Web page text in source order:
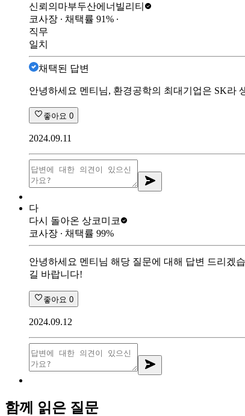
신뢰의마부두산에너빌리티
코사장 ∙ 채택률 91% ∙
직무
일치
채택된 답변
안녕하세요 멘티님, 환경공학의 최대기업은 SK라
좋아요 0
2024.09.11
다
다시 돌아온 상코미코
코사장 ∙ 채택률 99%
안녕하세요 멘티님 해당 질문에 대해 답변 드리겠
길 바랍니다!
좋아요 0
2024.09.12
함께 읽은 질문